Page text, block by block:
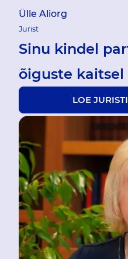
Ülle Aliorg
Jurist
Sinu kindel
õiguste kaitsel
LOE